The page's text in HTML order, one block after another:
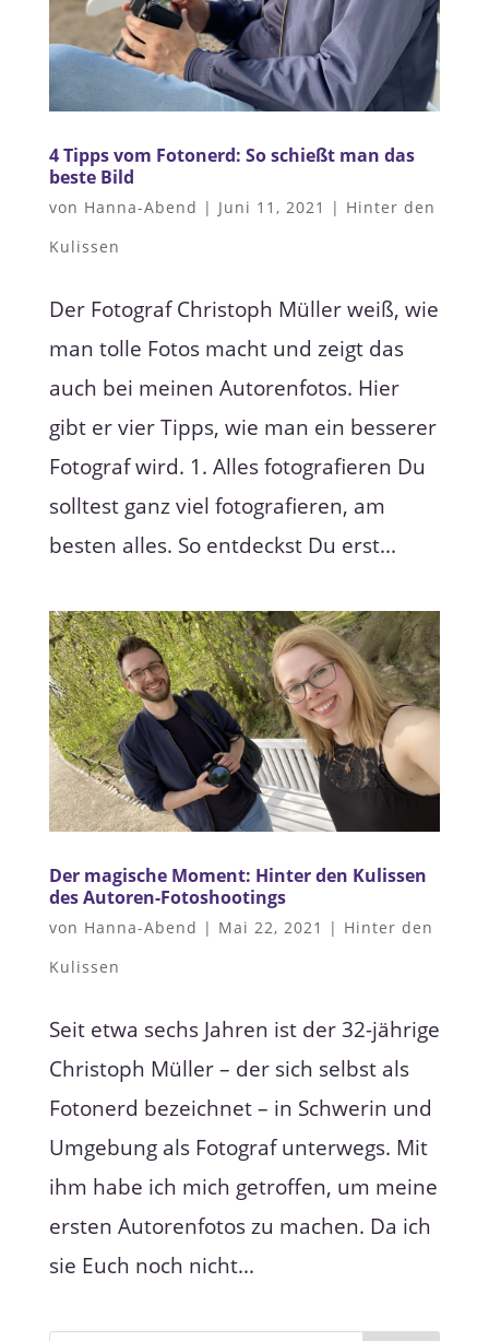
4 Tipps vom Fotonerd: So schießt man das
beste Bild
von Hanna-Abend | Juni 11, 2021 | Hinter den
Kulissen
Der Fotograf Christoph Müller weiß, wie
man tolle Fotos macht und zeigt das
auch bei meinen Autorenfotos. Hier
gibt er vier Tipps, wie man ein besserer
Fotograf wird. 1. Alles fotografieren Du
solltest ganz viel fotografieren, am
besten alles. So entdeckst Du erst...
Der magische Moment: Hinter den Kulissen
des Autoren-Fotoshootings
von Hanna-Abend | Mai 22, 2021 | Hinter den
Kulissen
Seit etwa sechs Jahren ist der 32-jährige
Christoph Müller – der sich selbst als
Fotonerd bezeichnet – in Schwerin und
Umgebung als Fotograf unterwegs. Mit
ihm habe ich mich getroffen, um meine
ersten Autorenfotos zu machen. Da ich
sie Euch noch nicht...